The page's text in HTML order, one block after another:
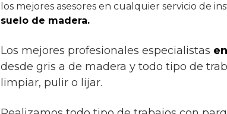
los mejores asesores en cualquier servicio de
suelo de madera.
Los mejores profesionales especialistas
desde gris a de madera y todo tipo de
limpiar, pulir o lijar.